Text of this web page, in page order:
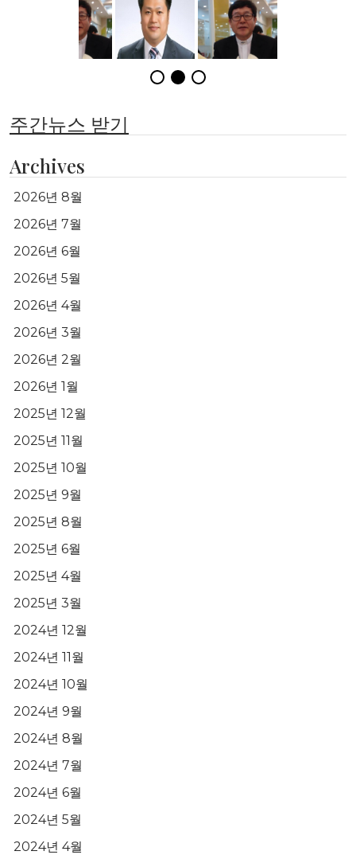
주간뉴스 받기
Archives
2026년 8월
2026년 7월
2026년 6월
2026년 5월
2026년 4월
2026년 3월
2026년 2월
2026년 1월
2025년 12월
2025년 11월
2025년 10월
2025년 9월
2025년 8월
2025년 6월
2025년 4월
2025년 3월
2024년 12월
2024년 11월
2024년 10월
2024년 9월
2024년 8월
2024년 7월
2024년 6월
2024년 5월
2024년 4월